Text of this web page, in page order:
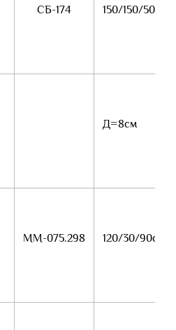
СБ-174 150/150/50/
Д=8см
ММ-075.298 120/30/90см